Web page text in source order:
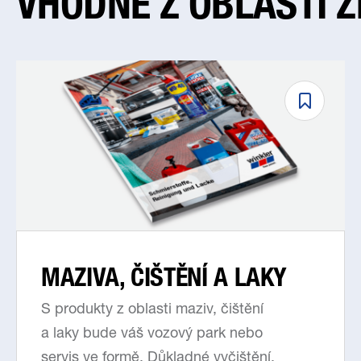
MAZIVA, ČIŠTĚNÍ A LAKY
S produkty z oblasti maziv, čištění
a laky bude váš vozový park nebo